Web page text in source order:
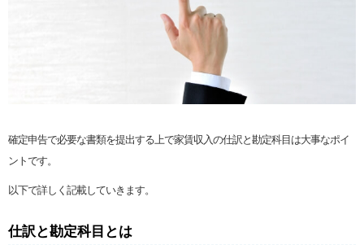
確定申告で必要な書類を提出する上で家賃収入の仕訳と勘定科目は大事なポイ
ントです。
以下で詳しく記載していきます。
仕訳と勘定科目とは